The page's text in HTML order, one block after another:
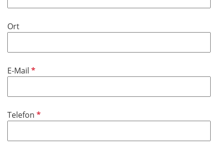
Ort
E-Mail P
l
c
t
Telefon P
l